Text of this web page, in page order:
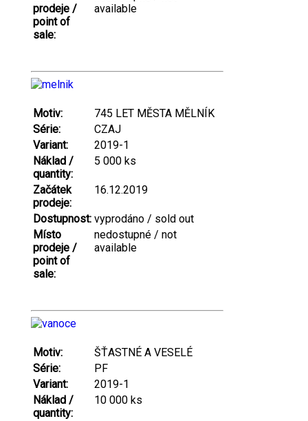
prodeje /
point of
sale:
available
Motiv:
745 LET MĚSTA MĚLNÍK
Série:
CZAJ
Variant:
2019-1
Náklad /
quantity:
5 000 ks
Začátek
prodeje:
16.12.2019
Dostupnost: vyprodáno / sold out
Místo
prodeje /
point of
sale:
nedostupné / not
available
Motiv:
ŠŤASTNÉ A VESELÉ
Série:
PF
Variant:
2019-1
Náklad /
quantity:
10 000 ks